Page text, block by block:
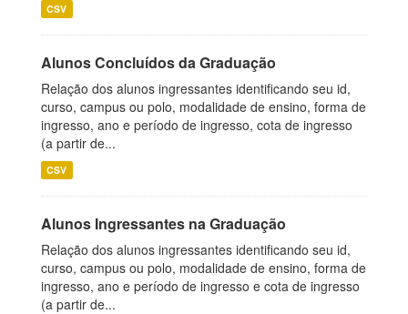
CSV
Alunos Concluídos da Graduação
Relação dos alunos ingressantes identificando seu id,
curso, campus ou polo, modalidade de ensino, forma de
ingresso, ano e período de ingresso, cota de ingresso
(a partir de...
CSV
Alunos Ingressantes na Graduação
Relação dos alunos ingressantes identificando seu id,
curso, campus ou polo, modalidade de ensino, forma de
ingresso, ano e período de ingresso e cota de ingresso
(a partir de...